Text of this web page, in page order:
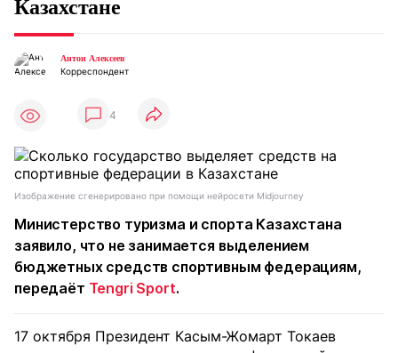
Казахстане
Антон Алексеев
Корреспондент
4
Изображение сгенерировано при помощи нейросети Midjourney
Министерство туризма и спорта Казахстана
заявило, что не занимается выделением
бюджетных средств спортивным федерациям,
передаёт Tengri Sport.
17 октября Президент Касым-Жомарт Токаев